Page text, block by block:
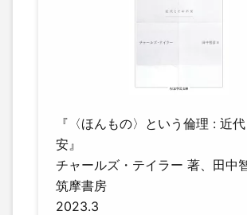
『〈ほんもの〉という倫理 : 近
安』
チャールズ・テイラー 著、田中
筑摩書房
2023.3